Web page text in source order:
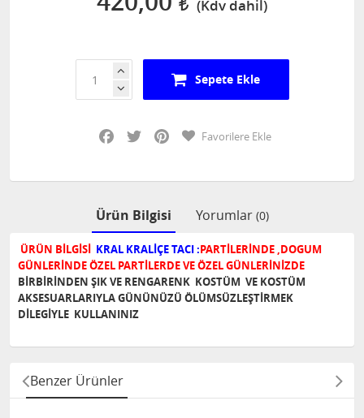
Sepete Ekle
Facebook
Twitter PinterestFavorilere Ekle
Ürün Bilgisi Yorumlar (0)
ÜRÜN BİLGİSİ KRAL KRALİÇE TACI :PARTİLERİNDE ,DOGUM
GÜNLERİNDE ÖZEL PARTİLERDE VE ÖZEL GÜNLERİNİZDE
BİRBİRİNDEN ŞIK VE RENGARENK KOSTÜM VE KOSTÜM
AKSESUARLARIYLA GÜNÜNÜZÜ ÖLÜMSÜZLEŞTİRMEK
DİLEGİYLE KULLANINIZ
Benzer Ürünler